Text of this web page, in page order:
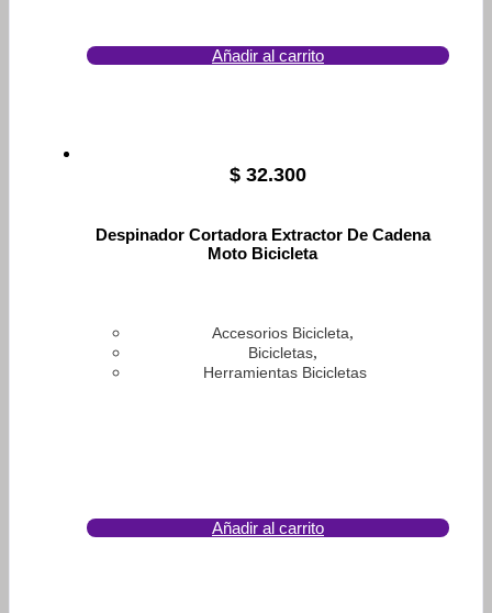
Añadir al carrito
$ 32.300
Despinador Cortadora Extractor De Cadena
Moto Bicicleta
Accesorios Bicicleta,
Bicicletas,
Herramientas Bicicletas
Añadir al carrito